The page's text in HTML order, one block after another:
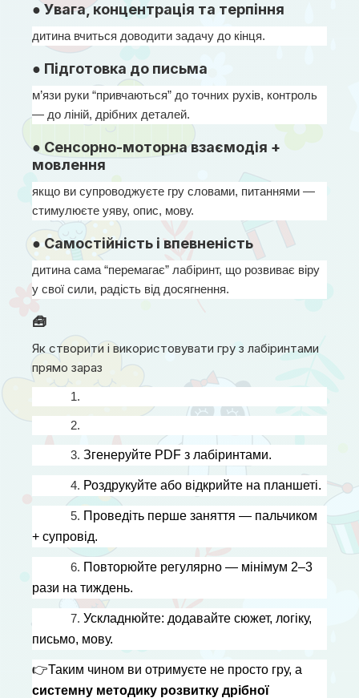
● Увага, концентрація та терпіння
дитина вчиться доводити задачу до кінця.
● Підготовка до письма
м’язи руки “привчаються” до точних рухів, контроль
— до ліній, дрібних деталей.
● Сенсорно-моторна взаємодія +
мовлення
якщо ви супроводжуєте гру словами, питаннями —
стимулюєте уяву, опис, мову.
● Самостійність і впевненість
дитина сама “перемагає” лабіринт, що розвиває віру
у свої сили, радість від досягнення.
🧰
Як створити і використовувати гру з лабіринтами
прямо зараз
1.
2.
3. Згенеруйте PDF з лабіринтами.
4. Роздрукуйте або відкрийте на планшеті.
5. Проведіть перше заняття — пальчиком
+ супровід.
6. Повторюйте регулярно — мінімум 2–3
рази на тиждень.
7. Ускладнюйте: додавайте сюжет, логіку,
письмо, мову.
👉
системну методику розвитку дрібної